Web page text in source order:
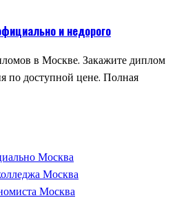
и недорого
в Москве. Закажите диплом
по доступной цене. Полная
Москва
Москва
Москва